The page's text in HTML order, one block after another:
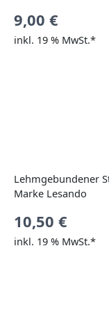
9,00 €
inkl. 19 % MwSt.*
Lehmgebundener
Marke Lesando
10,50 €
inkl. 19 % MwSt.*